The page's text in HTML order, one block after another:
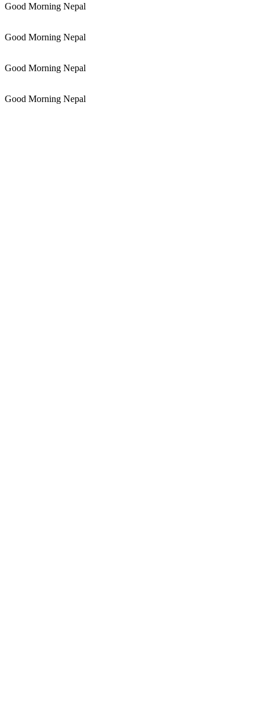
Good Morning Nepal
Good Morning Nepal
Good Morning Nepal
Good Morning Nepal